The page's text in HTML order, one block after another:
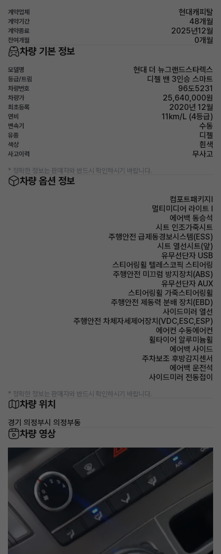
계약업체 현대캐피탈
계약기간 48개월
계약종료 2025년12월
잔여개월 0개월
차량 기본 정보
모델명 현대 더 뉴그랜드스타렉스
등급/트림 디젤 밴 3인승 스마트
차량번호 96도5231
차량가 25,640,000원
최초등록 2020년 12월
연비 11km/L (4등급)
변속기 수동
유종 디젤
색상 흰색
사고이력 무사고
* 정확한 정보는 판매자와 반드시 확인하시기 바랍니다.
차량 옵션 정보
컴포트패키지Ⅰ
멀티미디어 라이트 I
에어백 동승석
시트 인조가죽시트
주행안전 급제동경보시스템(ESS)
시트 열선시트(앞)
유무선단자 USB
스티어링휠 텔레스코픽 스티어링
주행안전 미끄럼 방지장치(ABS)
유무선단자 AUX
스티어링휠 가죽스티어링휠
주행안전 제동력 분배 장치(EBD)
사이드미러 열선
주행안전 차체자세제어장치(VDC,ESC,ESP)
에어컨 수동에어컨
휠타이어 알루미늄휠
에어백 사이드
주차보조 후방감지센서
에어백 운전석
사이드미러 전동접이
* 정확한 정보는 판매자와 반드시 확인하시기 바랍니다.
차량 위치
경기 의정부시 의정부동
차량 영상